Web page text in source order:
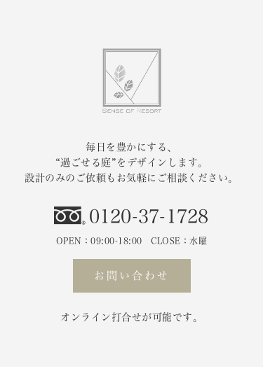
毎日を豊かにする、
“過ごせる庭”をデザインします。
設計のみのご依頼もお気軽にご相談ください。
0120-37-1728
OPEN：09:00-18:00 CLOSE：水曜
お問い合わせ
オンライン打合せが可能です。